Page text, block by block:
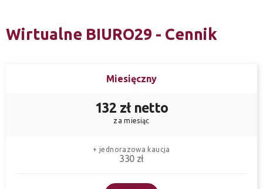
Wirtualne BIURO29 - Cennik
Miesięczny
132 zł netto
za miesiąc
+ jednorazowa kaucja
330 zł